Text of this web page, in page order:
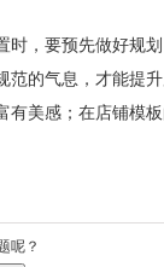
时，要预先做好规
范的气息，才能提
有美感；在店铺模
呢？